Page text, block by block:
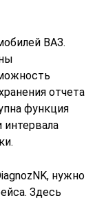
ВАЗ.
отчета
функция
интервала
нужно
Здесь